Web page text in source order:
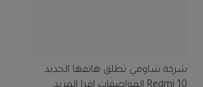
شركة شاومي تطلق هاتفها الجديد